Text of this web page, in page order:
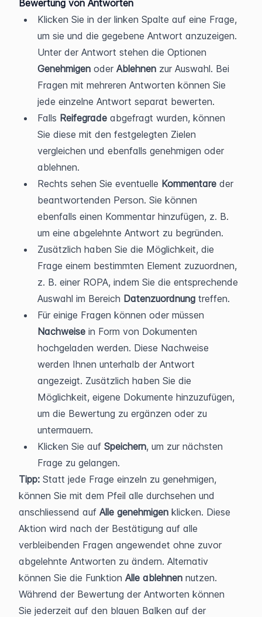
Bewertung von Antworten
Klicken Sie in der linken Spalte auf eine Frage,
um sie und die gegebene Antwort anzuzeigen.
Genehmigen oder Ablehnen zur Auswahl. Bei
Fragen mit mehreren Antworten können Sie
jede einzelne Antwort separat bewerten.
Falls Reifegrade abgefragt wurden, können
Sie diese mit den festgelegten Zielen
vergleichen und ebenfalls genehmigen oder
ablehnen.
Rechts sehen Sie eventuelle Kommentare der
beantwortenden Person. Sie können
ebenfalls einen Kommentar hinzufügen, z. B.
um eine abgelehnte Antwort zu begründen.
Zusätzlich haben Sie die Möglichkeit, die
Frage einem bestimmten Element zuzuordnen,
z. B. einer ROPA, indem Sie die entsprechende
Auswahl im Bereich Datenzuordnung treffen.
Nachweise in Form von Dokumenten
hochgeladen werden. Diese Nachweise
werden Ihnen unterhalb der Antwort
angezeigt. Zusätzlich haben Sie die
Möglichkeit, eigene Dokumente hinzuzufügen,
um die Bewertung zu ergänzen oder zu
untermauern.
Klicken Sie auf Speichern, um zur nächsten
Frage zu gelangen.
Tipp: Statt jede Frage einzeln zu genehmigen,
können Sie mit dem Pfeil alle durchsehen und
anschliessend auf Alle genehmigen klicken. Diese
Aktion wird nach der Bestätigung auf alle
verbleibenden Fragen angewendet ohne zuvor
abgelehnte Antworten zu ändern. Alternativ
können Sie die Funktion Alle ablehnen nutzen.
Während der Bewertung der Antworten können
Sie jederzeit auf den blauen Balken auf der